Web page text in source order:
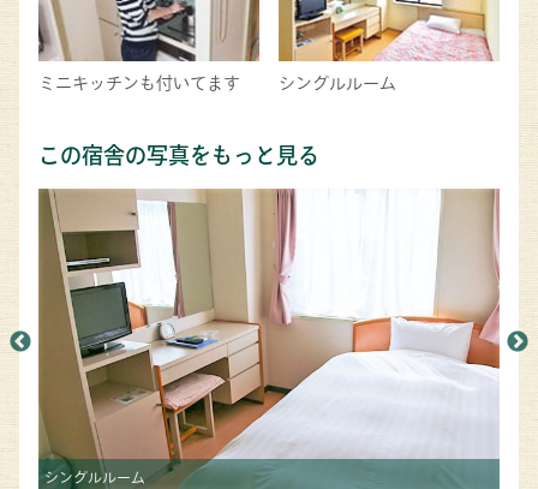
ミニキッチンも付いてます シングルルーム
この宿舎の写真をもっと見る
シングルルーム